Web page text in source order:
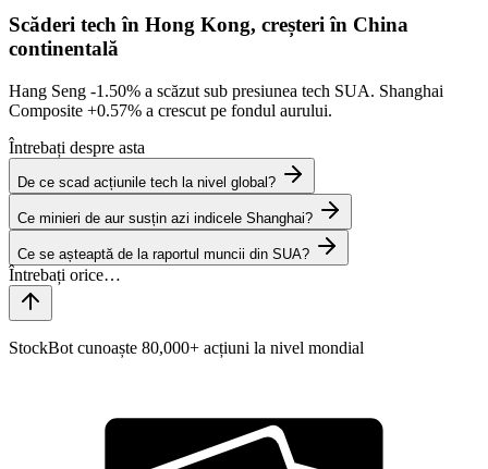
Scăderi tech în Hong Kong, creșteri în China
continentală
Hang Seng -1.50% a scăzut sub presiunea tech SUA. Shanghai
Composite +0.57% a crescut pe fondul aurului.
Întrebați despre asta
De ce scad acțiunile tech la nivel global?
Ce minieri de aur susțin azi indicele Shanghai?
Ce se așteaptă de la raportul muncii din SUA?
StockBot cunoaște 80,000+ acțiuni la nivel mondial